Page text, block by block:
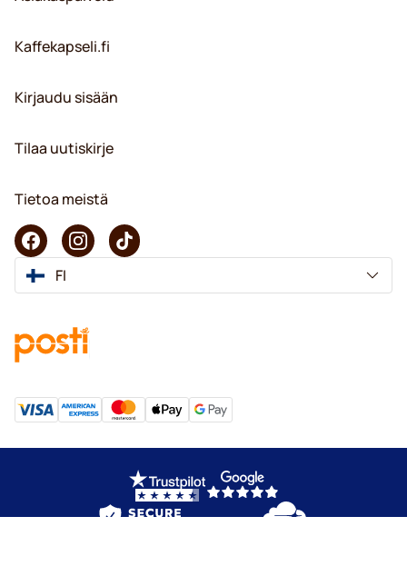
Kaffekapseli.fi
Kirjaudu sisään
Tilaa uutiskirje
Tietoa meistä
FI